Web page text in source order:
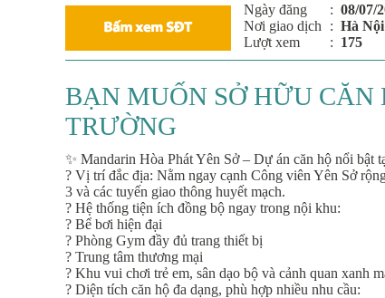
Ngày đăng : 08/07/
Nơi giao dịch
: Hà Nội
Lượt xem
: 175
BẠN MUỐN SỞ HỮU CĂN
TRƯỜNG
✨ Mandarin Hòa Phát Yên Sở – Dự án căn hộ nổi bật
? Vị trí đắc địa: Nằm ngay cạnh Công viên Yên Sở
3 và các tuyến giao thông huyết mạch.
? Hệ thống tiện ích đồng bộ ngay trong nội khu:
? Bể bơi hiện đại
? Phòng Gym đầy đủ trang thiết bị
?️ Trung tâm thương mại
? Khu vui chơi trẻ em, sân dạo bộ và cảnh quan xanh
? Diện tích căn hộ đa dạng, phù hợp nhiều nhu cầu: